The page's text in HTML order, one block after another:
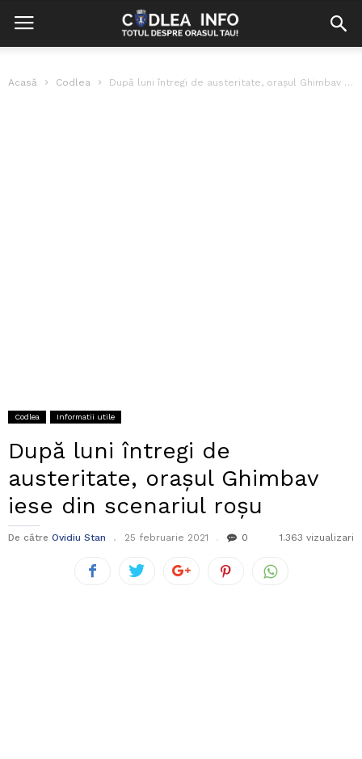
Acasă Codlea După luni întregi de austeritate, orașul Ghimbav iese din scenariul roșu
Codlea Informatii utile
După luni întregi de
austeritate, orașul Ghimbav
iese din scenariul roșu
De către Ovidiu Stan 25 februarie 2021 0 1.363 vizualizari